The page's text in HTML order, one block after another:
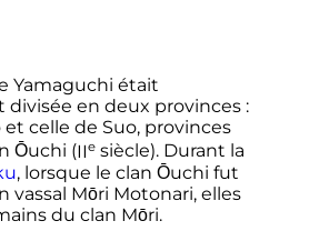
Yamaguchi était
en deux provinces :
celle de Suo, provinces
Ōuchi (IIe siècle). Durant la
, lorsque le clan Ōuchi fut
vassal Mōri Motonari, elles
du clan Mōri.